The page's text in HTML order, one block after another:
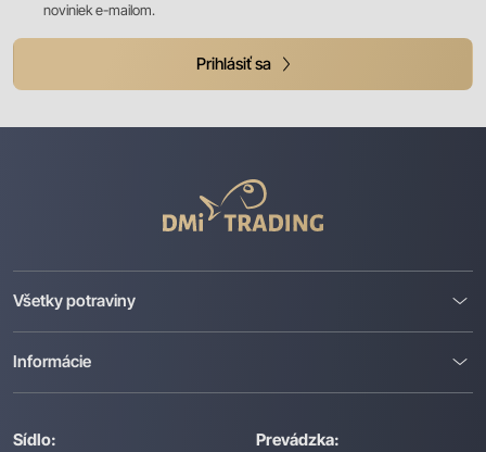
noviniek e-mailom.
Prihlásiť sa
Trading
Sídlo: Prevádzka:
Všetky potraviny
Informácie